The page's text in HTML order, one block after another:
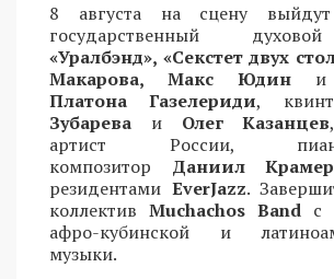
8 августа на сцену выйдут
государственный
«Уралбэнд», «Секстет двух
Макарова, Макс Юдин и
Платона Газелериди,
Зубарева и Олег Казанцев
артист России,
композитор Даниил Крамер
резидентами EverJazz.
коллектив Muchachos Band с
афро-кубинской и
музыки.